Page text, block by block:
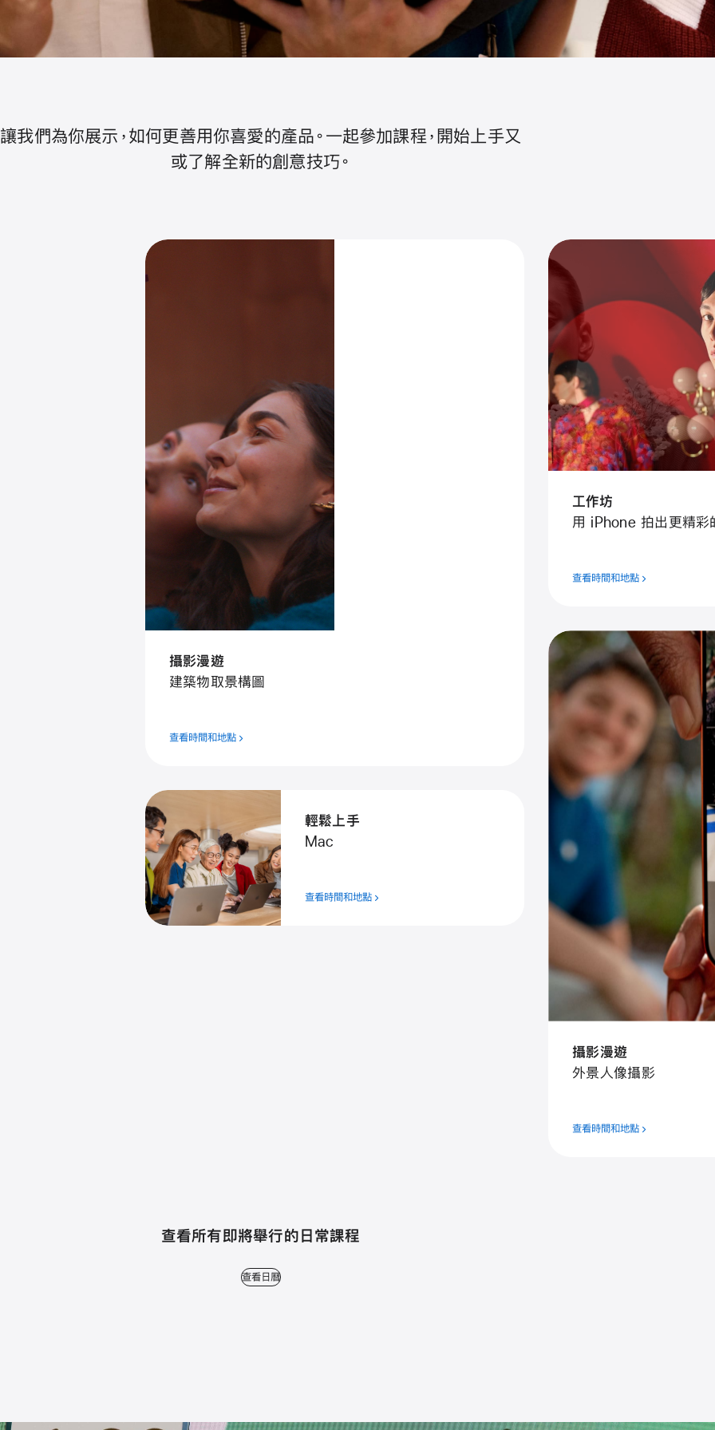
讓我們為你展示，如何更善用你喜愛的產品。一起參加課程，開始上手又
或了解全新的創意技巧。
攝影漫遊
建築物取景構圖
查看時間和地點
輕鬆上手
Mac
查看時間和地點
工作坊
用 iPhone 拍出更精彩
查看時間和地點
攝⁠影漫⁠遊
外⁠景人⁠像攝⁠影
查看時間和地點
查看所有即將舉行的日常課程
查看日曆